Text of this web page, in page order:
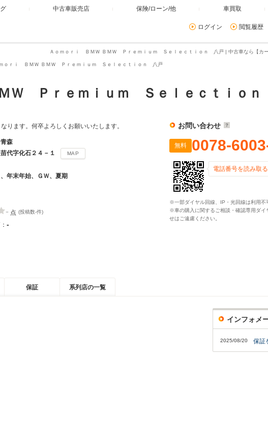
中古車販売店 保険/ローン/他 車買取
ログイン 閲覧履歴
Ａｏｍｏｒｉ ＢＭＷ ＢＭＷ Ｐｒｅｍｉｕｍ Ｓｅｌｅｃｔｉｏｎ 八戸 | 中古車なら【カー
ｏｒｉ ＢＭＷ ＢＭＷ Ｐｒｅｍｉｕｍ Ｓｅｌｅｃｔｉｏｎ 八戸
Ｗ Ｐｒｅｍｉｕｍ Ｓｅｌｅｃｔｉｏ
ります。何卒よろしくお願いいたします。
森
代字化石２４－１ MAP
年末年始、ＧＷ、夏期
- 点 (投稿数-件)
-
お問い合わせ
無料 0078-
電話番号を読み取る
※一部ダイヤル回線、IP・光回線は利用不
※車の購入に関するご相談・確認専用ダイ
せはご遠慮ください。
保証 系列店の一覧
インフォメ
2025/08/20 保証